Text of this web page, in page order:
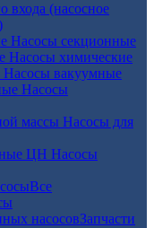
входа (насосное
Насосы секционные
Насосы химические
Насосы вакуумные
Насосы
Насосы для
Насосы
Все
Запчасти